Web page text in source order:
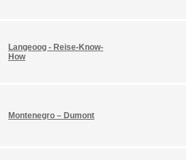
Langeoog - Reise-Know-
How
Montenegro – Dumont